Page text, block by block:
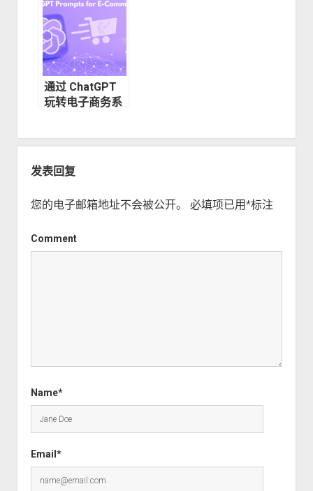
如何制造紧迫感
和稀缺性
通过 ChatGPT
玩转电子商务系
体
发表回复
您的电子邮箱地址不会被公开。 必填项已用*标注
Comment
Name*
Email*